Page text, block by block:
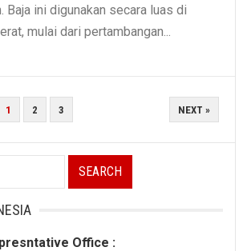
Baja ini digunakan secara luas di
mulai dari pertambangan...
1 2 3 NEXT »
Office :